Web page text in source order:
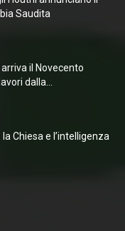
Saudita
il Novecento
dalla...
Chiesa e l’intelligenza